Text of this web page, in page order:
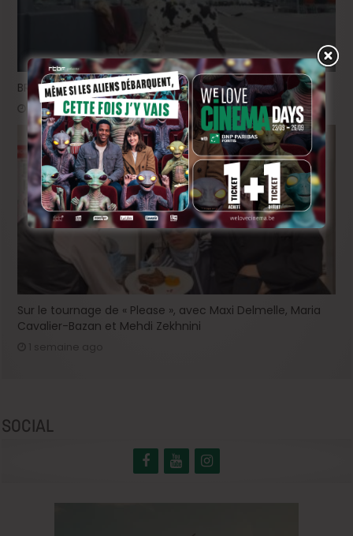
BRIFF 2026: la Compétition belge!
3 jours ago
Sur le tournage de « Please », avec Maxi Delmelle, Maria
Cavalier-Bazan et Mehdi Zekhnini
SOCIAL